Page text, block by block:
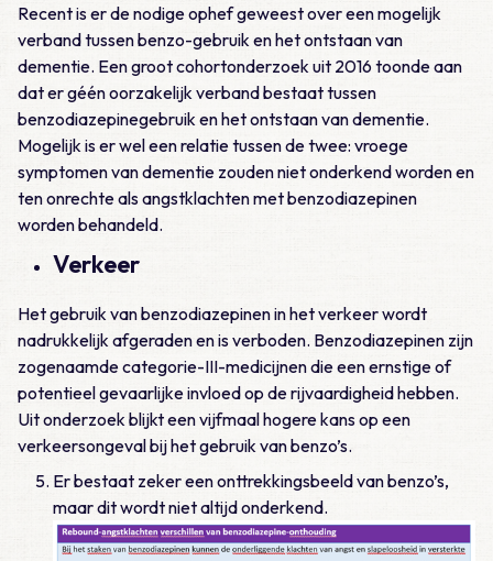
Recent is er de nodige ophef geweest over een mogelijk
verband tussen benzo-gebruik en het ontstaan van
dementie. Een groot cohortonderzoek uit 2016 toonde aan
dat er géén oorzakelijk verband bestaat tussen
benzodiazepinegebruik en het ontstaan van dementie.
Mogelijk is er wel een relatie tussen de twee: vroege
symptomen van dementie zouden niet onderkend worden en
ten onrechte als angstklachten met benzodiazepinen
worden behandeld.
Verkeer
Het gebruik van benzodiazepinen in het verkeer wordt
nadrukkelijk afgeraden en is verboden. Benzodiazepinen zijn
zogenaamde categorie-III-medicijnen die een ernstige of
potentieel gevaarlijke invloed op de rijvaardigheid hebben.
Uit onderzoek blijkt een vijfmaal hogere kans op een
verkeersongeval bij het gebruik van benzo’s.
Er bestaat zeker een onttrekkingsbeeld van benzo’s,
maar dit wordt niet altijd onderkend.